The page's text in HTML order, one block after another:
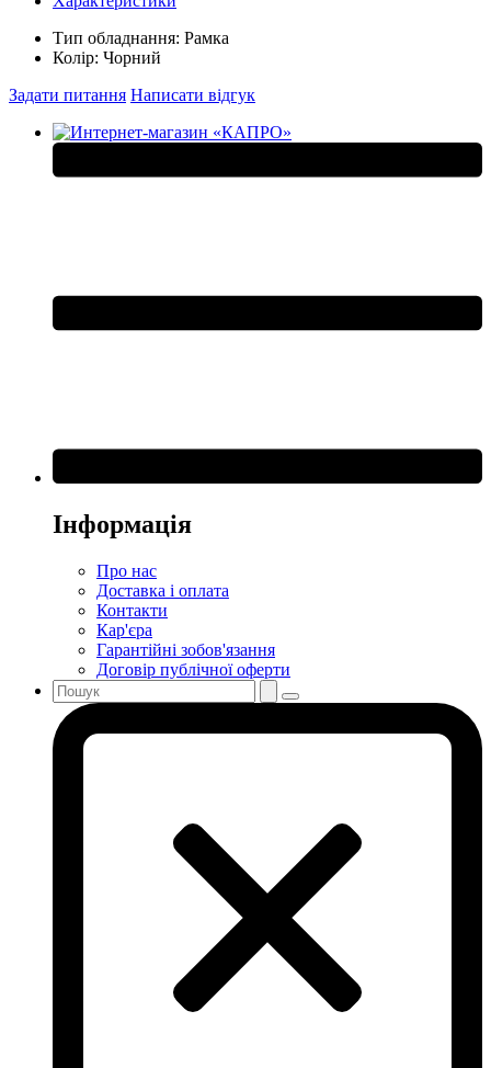
Тип обладнання: Рамка
Колір: Чорний
Задати питання Написати відгук
Інформація
Про нас
Доставка і оплата
Контакти
Кар'єра
Гарантійні зобов'язання
Договір публічної оферти